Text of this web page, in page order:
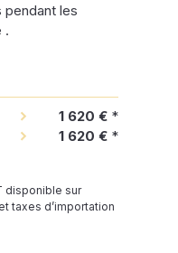
les
.
1 620 € *
1 620 € *
disponible sur
taxes d’importation